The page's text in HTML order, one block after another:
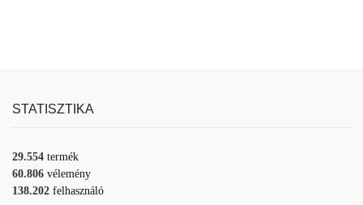
STATISZTIKA
29.554 termék
60.806 vélemény
138.202 felhasználó